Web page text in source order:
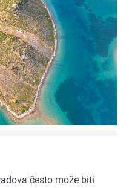
često može biti